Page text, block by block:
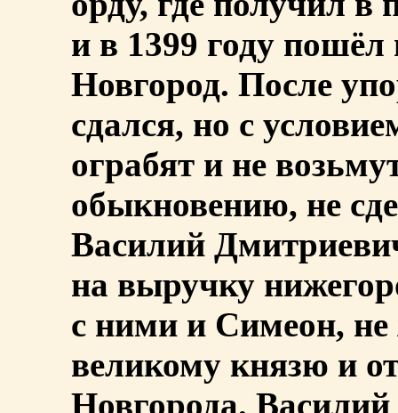
и в 1399 году
Новгород. После
сдался, но с
ограбят и не
обыкновению, не
Василий
на выручку
с ними и Симеон,
великому князю и
Новгорода. Василий